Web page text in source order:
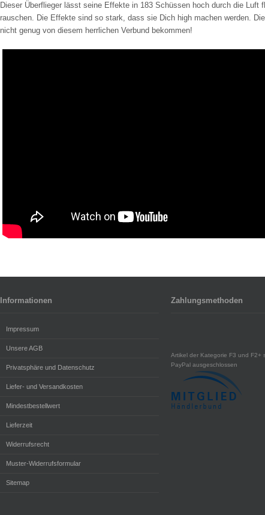
Dieser Überflieger lässt seine Effekte in 183 Schüssen hoch durch die
rauschen. Die Effekte sind so stark, dass sie Dich high machen werden.
nicht genug von diesem herrlichen Verbund bekommen!
Informationen
Impressum
Unsere AGB
Privatsphäre und Datenschutz
Liefer- und Versandkosten
Mindestbestellwert
Lieferzeit
Widerrufsrecht
Muster-Widerrufsformular
Sitemap
Zahlungsmethoden
Artikel der Kategorie F3 und F2+
PayPal ausgeschlossen